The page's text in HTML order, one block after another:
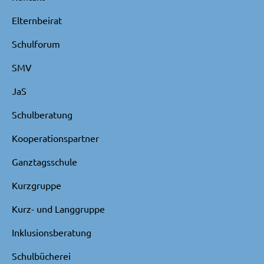
Elternbeirat
Schulforum
SMV
JaS
Schulberatung
Kooperationspartner
Ganztagsschule
Kurzgruppe
Kurz- und Langgruppe
Inklusionsberatung
Schulbücherei